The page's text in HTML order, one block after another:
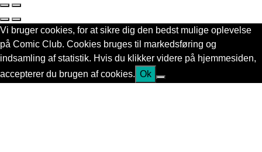
Vi bruger cookies, for at sikre dig den bedst mulige oplevelse
på Comic Club. Cookies bruges til markedsføring og
indsamling af statistik. Hvis du klikker videre på hjemmesiden,
accepterer du brugen af cookies. Ok